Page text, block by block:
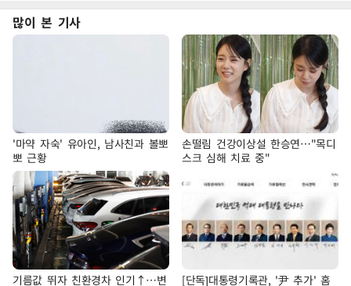
많이 본 기사
'마약 자숙' 유아인, 남사친과 볼뽀
뽀 근황
손떨림 건강이상설 한승연…"목디
스크 심해 치료 중"
기름값 뛰자 친환경차 인기↑…변
[단독]대통령기록관, '尹 추가' 홈